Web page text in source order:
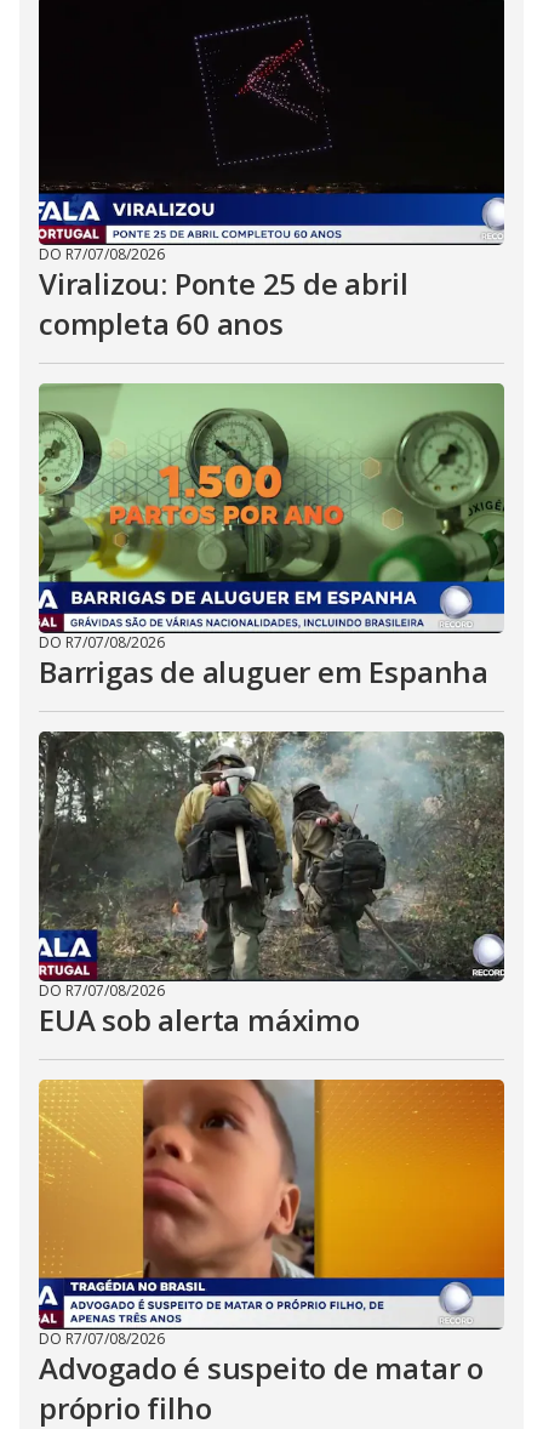
DO R7/07/08/2026
Viralizou: Ponte 25 de abril
completa 60 anos
DO R7/07/08/2026
Barrigas de aluguer em Espanha
DO R7/07/08/2026
EUA sob alerta máximo
DO R7/07/08/2026
Advogado é suspeito de matar o
próprio filho